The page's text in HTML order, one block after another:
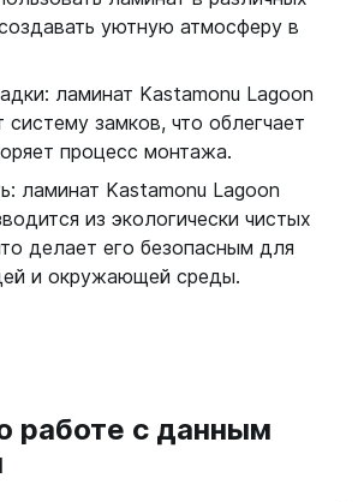
уютную атмосферу в
ламинат Kastamonu Lagoon
систему замков, что облегчает
процесс монтажа.
ламинат Kastamonu Lagoon
из экологически чистых
делает его безопасным для
и окружающей среды.
работе с данным